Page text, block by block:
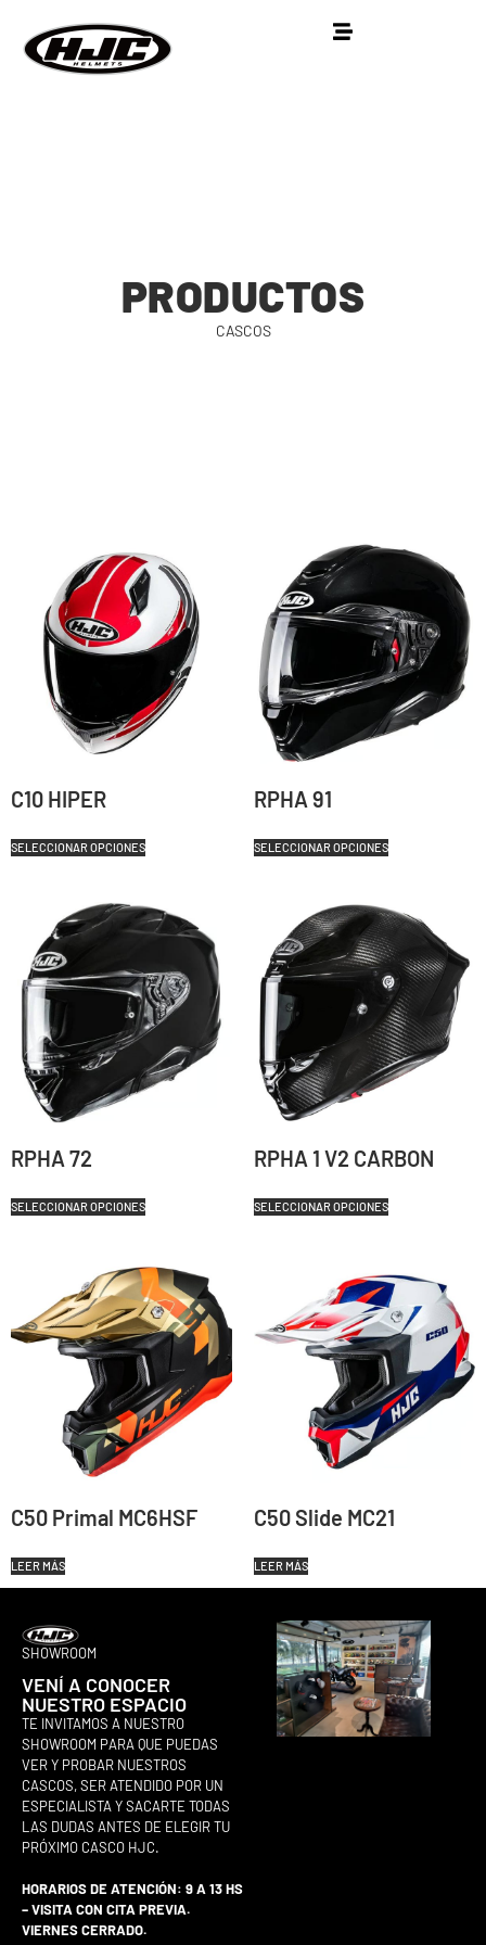
PRODUCTOS
CASCOS
C10 HIPER
SELECCIONAR OPCIONES
RPHA 91
SELECCIONAR OPCIONES
RPHA 72
SELECCIONAR OPCIONES
RPHA 1 V2 CARBON
SELECCIONAR OPCIONES
C50 Primal MC6HSF
LEER MÁS
C50 Slide MC21
LEER MÁS
SHOWROOM
VENÍ A CONOCER
NUESTRO ESPACIO
TE INVITAMOS A NUESTRO
SHOWROOM PARA QUE PUEDAS
VER Y PROBAR NUESTROS
CASCOS, SER ATENDIDO POR UN
ESPECIALISTA Y SACARTE TODAS
LAS DUDAS ANTES DE ELEGIR TU
PRÓXIMO CASCO HJC.
HORARIOS DE ATENCIÓN: 9 A 13 HS
– VISITA CON CITA PREVIA.
VIERNES CERRADO.